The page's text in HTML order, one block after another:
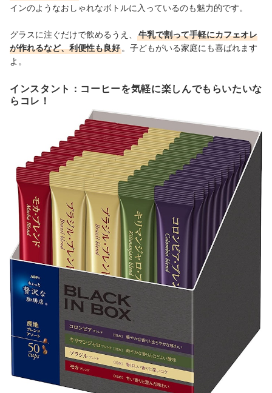
インのようなおしゃれなボトルに入っているのも魅力的です。
グラスに注ぐだけで飲めるうえ、
牛乳で割って手軽にカフェオレ
が作れるなど、利便性も良好 。子どもがいる家庭にも喜ばれます
よ。
インスタント：コーヒーを気軽に楽しんでもらいたいな
らコレ！